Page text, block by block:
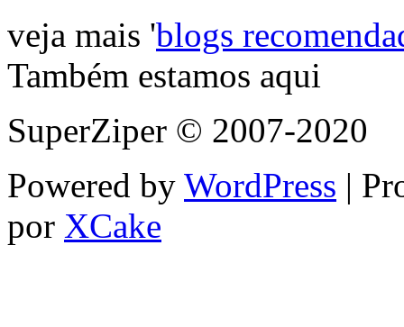
veja mais 'blogs
Também estamos aqui
SuperZiper © 2007-2020
Powered by WordPress |
por XCake